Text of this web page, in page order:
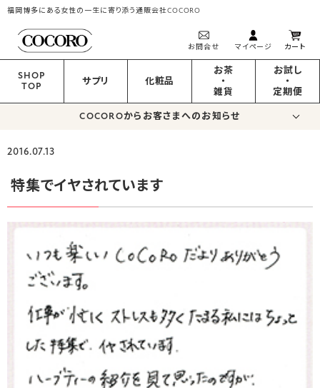
福岡博多にある女性の一生に寄り添う通販会社COCORO
お問合せ マイページ カート
SHOP
TOP
サプリ 化粧品
お茶
・
雑貨
お試し
・
定期便
COCOROからお客さまへのお知らせ
2016.07.13
特集でイヤされています